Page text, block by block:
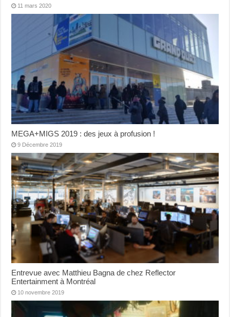
11 mars 2020
MEGA+MIGS 2019 : des jeux à profusion !
9 Décembre 2019
Entrevue avec Matthieu Bagna de chez Reflector
Entertainment à Montréal
10 novembre 2019